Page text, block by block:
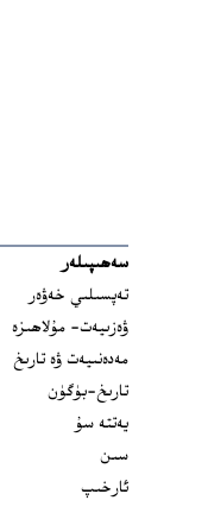
سەھىپىلەر
تەپسىلىي خەۋەر
ۋەزىيەت- مۇلاھىزە
مەدەنىيەت ۋە تارىخ
تارىخ-بۈگۈن
يەتتە سۇ
سىن
ئارخىپ